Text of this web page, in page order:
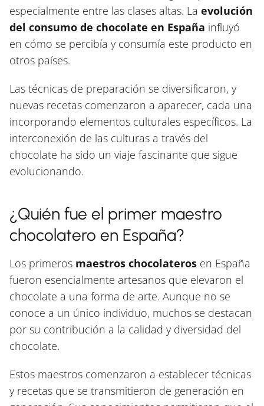
especialmente entre las clases altas. La evolución
del consumo de chocolate en España influyó
en cómo se percibía y consumía este producto en
otros países.
Las técnicas de preparación se diversificaron, y
nuevas recetas comenzaron a aparecer, cada una
incorporando elementos culturales específicos. La
interconexión de las culturas a través del
chocolate ha sido un viaje fascinante que sigue
evolucionando.
¿Quién fue el primer maestro
chocolatero en España?
Los primeros maestros chocolateros en España
fueron esencialmente artesanos que elevaron el
chocolate a una forma de arte. Aunque no se
conoce a un único individuo, muchos se destacan
por su contribución a la calidad y diversidad del
chocolate.
Estos maestros comenzaron a establecer técnicas
y recetas que se transmitieron de generación en